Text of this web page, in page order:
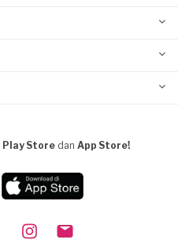
Play Store dan App Store!